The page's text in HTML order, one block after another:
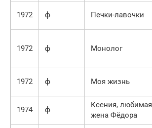
1972 ф Печки-лавочки
1972 ф Монолог
1972 ф Моя жизнь
1974 ф
Ксения, любимая
жена Фёдора